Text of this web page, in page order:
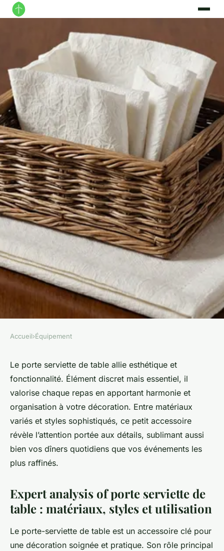
ÉQUIPEMENT
Porte serviette de table :
élégance et praticité pour
votre décoration
admin• 18 octobre 2025•4 min de lecture
Accueil›Équipement
Le porte serviette de table allie esthétique et
fonctionnalité. Élément discret mais essentiel, il
valorise chaque repas en apportant harmonie et
organisation à votre décoration. Entre matériaux
variés et styles sophistiqués, ce petit accessoire
révèle l’attention portée aux détails, sublimant aussi
bien vos dîners quotidiens que vos événements les
plus raffinés.
Expert analysis of porte serviette de
table : matériaux, styles et utilisation
Le porte-serviette de table est un accessoire clé pour
une décoration soignée et pratique. Son rôle principal